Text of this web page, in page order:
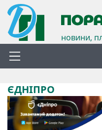
новини,
ЄДНІПРО